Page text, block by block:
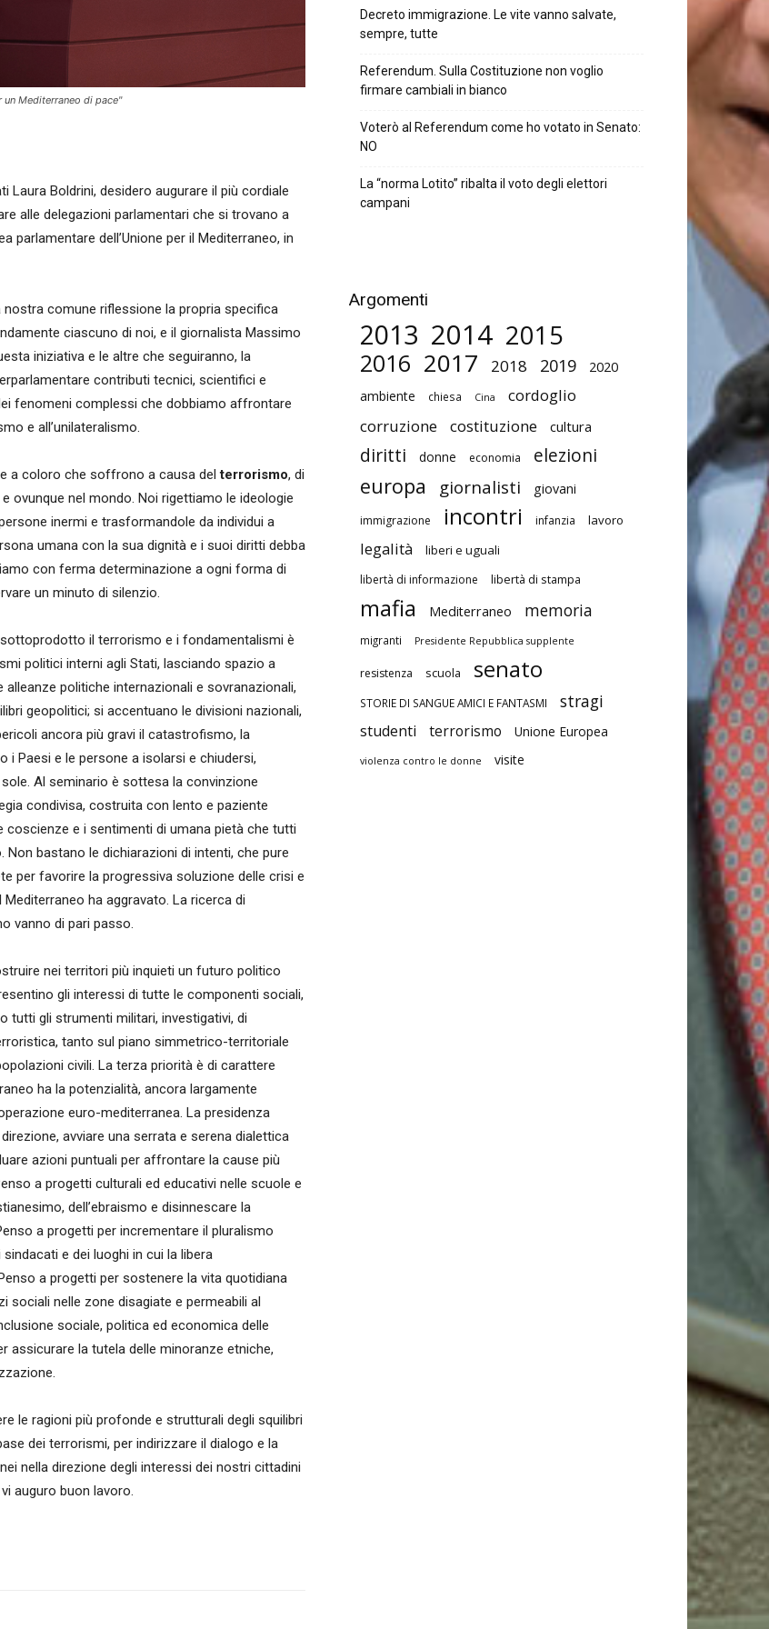
Mediterraneo di pace"
Laura Boldrini, desidero augurare il più cordiale
alle delegazioni parlamentari che si trovano a
parlamentare dell’Unione per il Mediterraneo, in
comune riflessione la propria specifica
ciascuno di noi, e il giornalista Massimo
iniziativa e le altre che seguiranno, la
contributi tecnici, scientifici e
fenomeni complessi che dobbiamo affrontare
e all’unilateralismo.
a coloro che soffrono a causa delterrorismo, di
ovunque nel mondo. Noi rigettiamo le ideologie
inermi e trasformandole da individui a
umana con la sua dignità e i suoi diritti debba
con ferma determinazione a ogni forma di
un minuto di silenzio.
il terrorismo e i fondamentalismi è
politici interni agli Stati, lasciando spazio a
politiche internazionali e sovranazionali,
geopolitici; si accentuano le divisioni nazionali,
ancora più gravi il catastrofismo, la
Paesi e le persone a isolarsi e chiudersi,
Al seminario è sottesa la convinzione
condivisa, costruita con lento e paziente
coscienze e i sentimenti di umana pietà che tutti
bastano le dichiarazioni di intenti, che pure
per favorire la progressiva soluzione delle crisi e
ha aggravato. La ricerca di
vanno di pari passo.
nei territori più inquieti un futuro politico
gli interessi di tutte le componenti sociali,
tutti gli strumenti militari, investigativi, di
tanto sul piano simmetrico-territoriale
civili. La terza priorità è di carattere
ha la potenzialità, ancora largamente
euro-mediterranea. La presidenza
avviare una serrata e serena dialettica
azioni puntuali per affrontare la cause più
a progetti culturali ed educativi nelle scuole e
dell’ebraismo e disinnescare la
a progetti per incrementare il pluralismo
e dei luoghi in cui la libera
a progetti per sostenere la vita quotidiana
sociali nelle zone disagiate e permeabili al
sociale, politica ed economica delle
assicurare la tutela delle minoranze etniche,
le ragioni più profonde e strutturali degli squilibri
dei terrorismi, per indirizzare il dialogo e la
nella direzione degli interessi dei nostri cittadini
auguro buon lavoro.
Decreto immigrazione. Le vite vanno salvate,
sempre, tutte
Referendum. Sulla Costituzione non voglio
firmare cambiali in bianco
Voterò al Referendum come ho votato in Senato:
NO
La “norma Lotito” ribalta il voto degli elettori
campani
Argomenti
2013 2014 2015
2016 2017 2018 2019 2020
ambiente chiesa Cina
cordoglio
corruzione
costituzione cultura
diritti donne economia elezioni
europa giornalisti giovani
immigrazione incontri infanzia lavoro
legalità liberi e uguali
libertà di informazione libertà di stampa
mafia Mediterraneo memoria
migranti Presidente Repubblica supplente
resistenza scuola senato
STORIE DI SANGUE AMICI E FANTASMI stragi
studenti terrorismo Unione Europea
violenza contro le donne visite